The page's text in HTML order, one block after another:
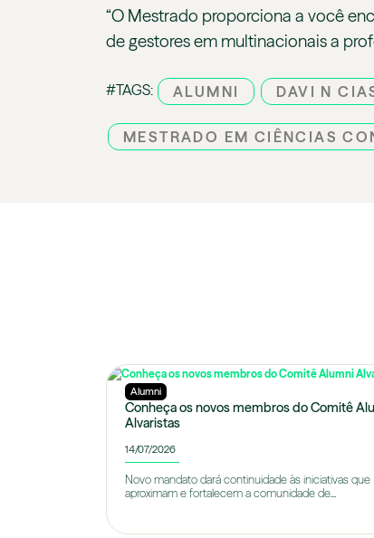
“O Mestrado proporciona a você
de gestores em multinacionais a
#TAGS: ALUMNI DAVI N
MESTRADO EM CIÊNCIAS
Alumni
Conheça os novos membros do Comitê
Alvaristas
14/07/2026
Novo mandato dará continuidade às iniciativas que
aproximam e fortalecem a comunidade de...